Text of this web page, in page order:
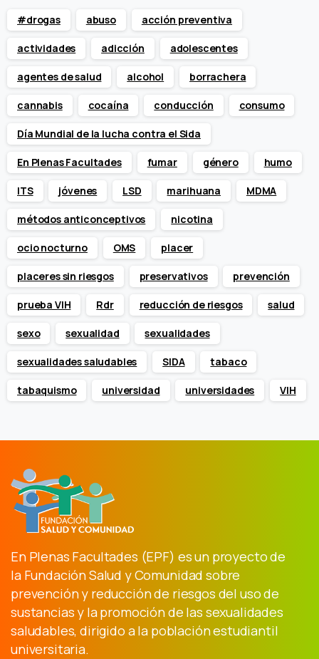
#drogas
abuso acción preventiva
actividades adicción adolescentes
agentes de salud alcohol borrachera
cannabis cocaína conducción consumo
Día Mundial de la lucha contra el Sida
En Plenas Facultades fumar género humo
ITS jóvenes LSD marihuana MDMA
métodos anticonceptivos nicotina
ocio nocturno OMS placer
placeres sin riesgos preservativos prevención
prueba VIH Rdr reducción de riesgos salud
sexo sexualidad sexualidades
sexualidades saludables SIDA tabaco
tabaquismo universidad universidades VIH
En Plenas Facultades (EPF) es un proyecto de
la Fundación Salud y Comunidad sobre
prevención y reducción de riesgos del uso de
sustancias y la promoción de las sexualidades
saludables, dirigido a la población estudiantil
universitaria.